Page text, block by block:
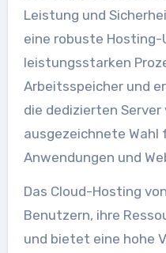
Leistung und
eine robuste Hosting-
leistungsstarken
Arbeitsspeicher und
die dedizierten Server
ausgezeichnete Wahl
Anwendungen und
Das Cloud-Hosting
Benutzern, ihre
und bietet eine hohe